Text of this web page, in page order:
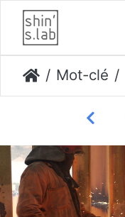
Mot-clé